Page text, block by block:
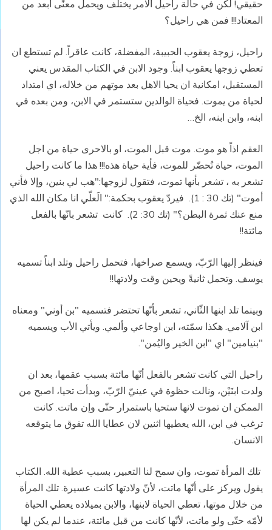
حقيقي! لكن في حالة راحيل الامر يختلف ويحمل معنًى ابعد من
المعتاد!!! فمن هي راحيل؟
راحيل، زوجة يعقوب الحبيبة، المفضلة، كانت عاقراً. لم تستطع ان
تعطي زوجها يعقوب ابناً. وجود الابن في الكتاب المقدس يعني
المستقبل، امكانية ان يحيا الاهل بعد موتهم من خلاله، اي امتداد
لحياة من يموت. فحياة الوالدين ستستمر في الابن، ومن بعده في
ابنه، وابن ابنه، الخ…
العقم اذاً هو موت. موت قبل الموت، او بالاحرى حياة من اجل
الموت، حياة تُحضّر للموت، فأية حياة هذه!!! هذا ما كانت راحيل
تشعر به ، تشعر بأنها تموت، فتقول لزوجها:"هب لي بنين، وإلا فأني
أموت" (تك 30 : 1).
فيردّ يعقوب بحكمة:" الَعلّي انا مكان الله الذي
منع عنك ثمرة البطن؟" (تك 30: 2). كانت تشعر بانّها بالفعل
مائتة!!
فينظر إليها الرّبّ، ويسمع صراخها، فتحمل راحيل وتلد ابناً تسميه
يوسف. وتحمل ثانيةً ويحين وقت ولادتها!!
وبينما تلد ابنها الثّاني، تشعر بأنّها تحتضر فتسميه "بن أوني" ومعناه
ابن آلامي. هكذا سمّته، ابن اوجاعي وألمي. ويأتي الأب ويسميه
"بنيامين" اي "ابن الخير واليُمن".
راحيل التي كانت تشعر بالفعل أنّها مائتة بسبب عقمها، بعد ان
ولدت ابنَيْن، ونالت حظوة في عينيّ الرّبّ، وبدأت تحيا، اصبح من
الممكن ان تموت لانها ستحيا باستمرار حتّى وإن ماتت. كانت
ترغب في ابن، الله يعطيها اثنين لان عطايا الله تفوق ما يتوقعه
الانسان.
تلك المرأة تموت، وان سمح لنا التعبير، بسبب عطية الله. الكتاب
يقول ويركز على أنّها ماتت، لأنّ ولادتها كانت عسيرة. تلك المرأة
من خلال موتها، تعطي الحياة لابنها، والابن بميلاده يعطي الحياة
لأمّه حتّى ولو ماتت، لأنّها كانت من قبل مائتة، عندما لم يكن لها